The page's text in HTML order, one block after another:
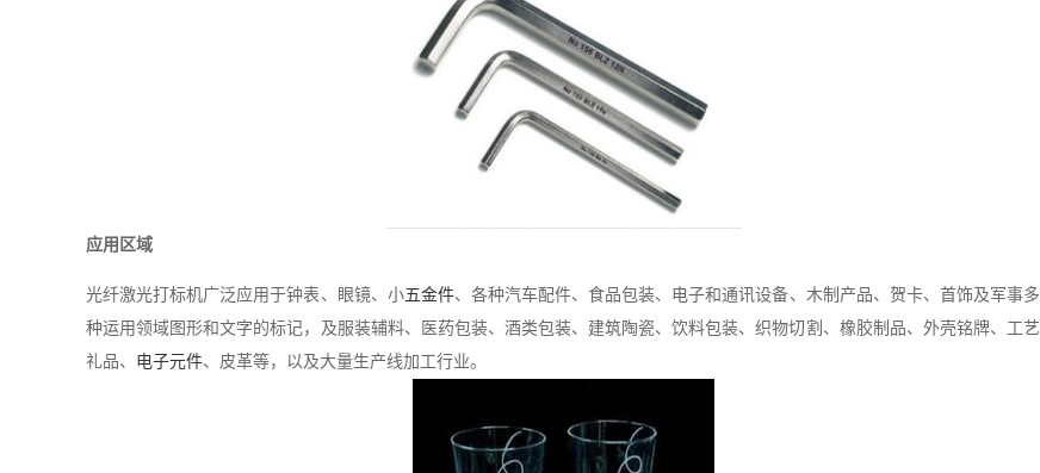
应用区域
光纤激光打标机广泛应用于钟表、眼镜、小五金件、各种汽车配件、食品包装、电子和通讯设备、木制产品、贺卡、首饰及军事多
种运用领域图形和文字的标记，及服装辅料、医药包装、酒类包装、建筑陶瓷、饮料包装、织物切割、橡胶制品、外壳铭牌、工艺
礼品、 电子元件、皮革等，以及大量生产线加工行业。